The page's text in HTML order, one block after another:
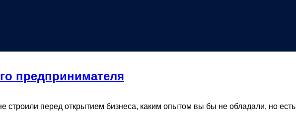
предпринимателя
строили перед открытием бизнеса, каким опытом вы бы не обладали, но есть